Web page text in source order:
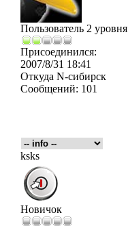
Пользователь 2 уровня
Присоединился:
2007/8/31 18:41
Откуда N-сибирск
Сообщений: 101
ksks
Новичок